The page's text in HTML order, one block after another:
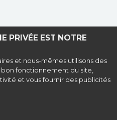
PRIVÉE EST NOTRE
et nous-mêmes utilisons des
fonctionnement du site,
et vous fournir des publicités